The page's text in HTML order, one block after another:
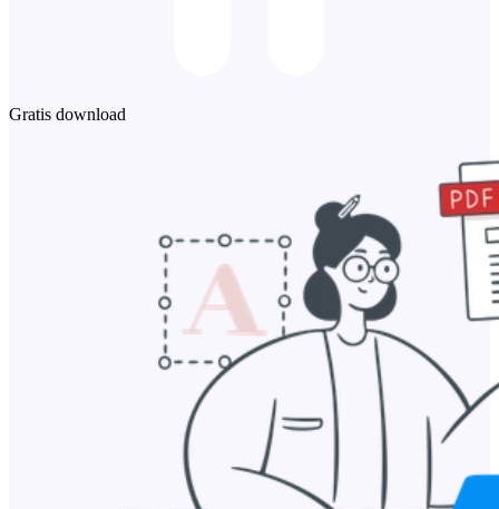
Gratis download